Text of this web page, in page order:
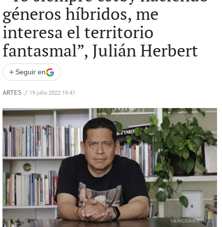
géneros híbridos, me
interesa el territorio
fantasmal”, Julián Herbert
+ Seguir en
ARTES / 19 julio 2022 19:41